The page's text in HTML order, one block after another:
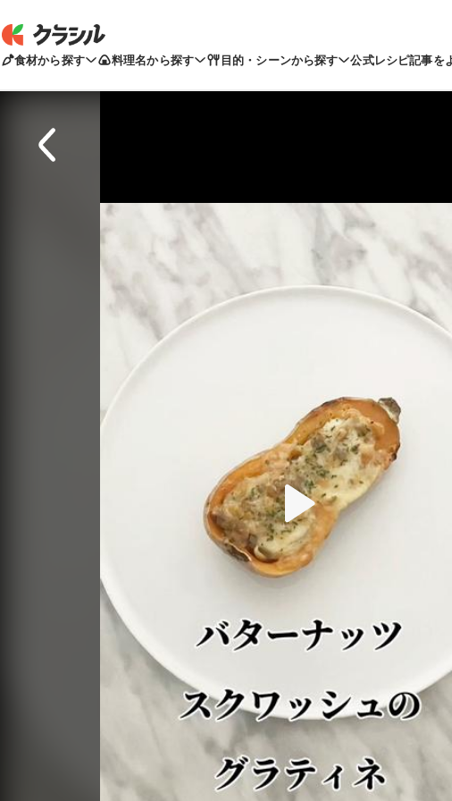
食材から探す 料理名から探す 目的・シーンから探す 公式レシピ記事を